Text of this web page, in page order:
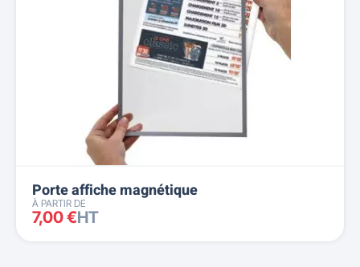
Porte affiche magnétique
À PARTIR DE
7,00 €HT